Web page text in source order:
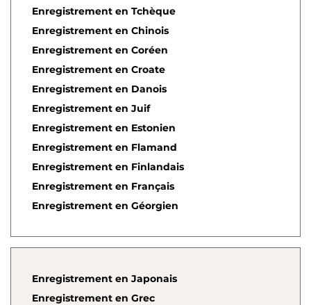
Enregistrement en Tchèque
Enregistrement en Chinois
Enregistrement en Coréen
Enregistrement en Croate
Enregistrement en Danois
Enregistrement en Juif
Enregistrement en Estonien
Enregistrement en Flamand
Enregistrement en Finlandais
Enregistrement en Français
Enregistrement en Géorgien
Enregistrement en Japonais
Enregistrement en Grec